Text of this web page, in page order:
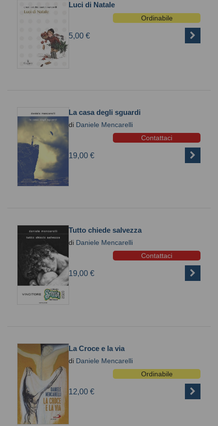
Luci di Natale
Ordinabile
5,00 €
La casa degli sguardi
di Daniele Mencarelli
Contattaci
19,00 €
Tutto chiede salvezza
di Daniele Mencarelli
Contattaci
19,00 €
La Croce e la via
di Daniele Mencarelli
Ordinabile
12,00 €